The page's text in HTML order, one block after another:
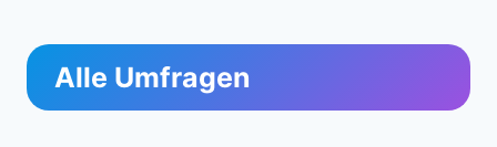
Alle Umfragen